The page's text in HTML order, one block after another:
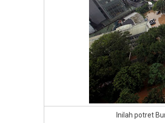
Inilah potret